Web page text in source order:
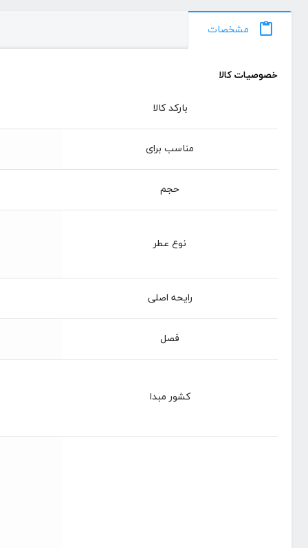
مشخصات
خصوصیات کالا
بارکد کالا
مناسب برای
حجم
نوع عطر
رایحه اصلی
فصل
کشور مبدا